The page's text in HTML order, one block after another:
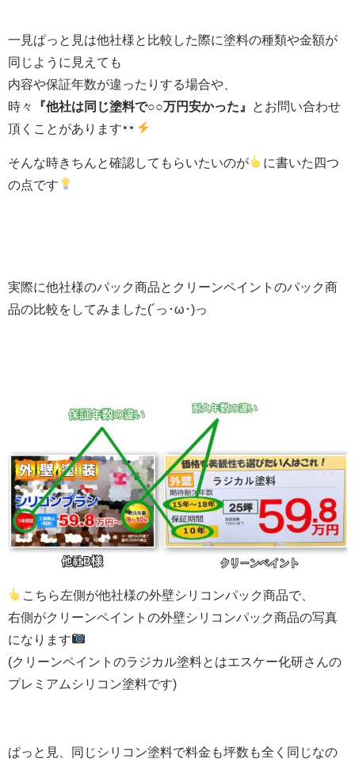
一見ぱっと見は他社様と比較した際に塗料の種類や金額が
同じように見えても
内容や保証年数が違ったりする場合や、
時々
『他社は同じ塗料で○○万円安かった』
とお問い合わせ
頂くことがあります
そんな時きちんと確認してもらいたいのが
に書いた四つ
の点です
実際に他社様のパック商品とクリーンペイントのパック商
品の比較をしてみました(´っ･ω･)っ
こちら左側が他社様の外壁シリコンパック商品で、
右側がクリーンペイントの外壁シリコンパック商品の写真
になります
(クリーンペイントのラジカル塗料とはエスケー化研さんの
プレミアムシリコン塗料です)
ぱっと見、同じシリコン塗料で料金も坪数も全く同じなの